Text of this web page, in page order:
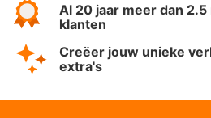
Al 20 jaar meer dan
klanten
Creëer jouw unieke
extra's